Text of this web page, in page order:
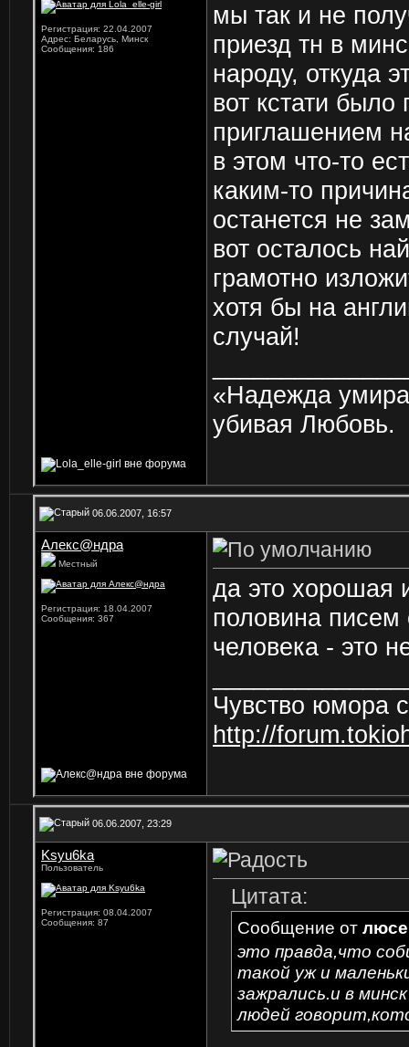
Регистрация: 22.04.2007
Адрес: Беларусь, Минск
Сообщения: 186
мы так и не
приезд тн в
народу, откуда
вот кстати
приглашением
в этом что-то
каким-то
останется не
вот осталось
грамотно
хотя бы на
случай!
«Надежда
убивая Любовь.
06.06.2007, 16:57
Алекс@ндра
Местный
Регистрация: 18.04.2007
Сообщения: 367
да это хорошая
половина писем
человека - это
Чувство юмора
http://
06.06.2007, 23:29
Ksyu6ka
Пользователь
Регистрация: 08.04.2007
Сообщения: 87
Цитата:
Сообщение от
это правда,что
такой уж и
зажрались.и в
людей